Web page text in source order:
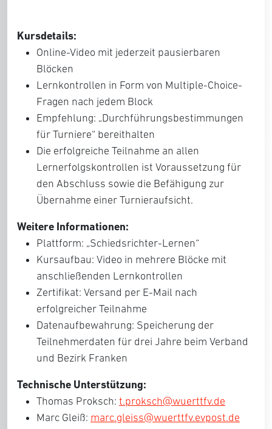
Kursdetails:
Online-Video mit jederzeit pausierbaren
Blöcken
Lernkontrollen in Form von Multiple-Choice-
Fragen nach jedem Block
Empfehlung: „Durchführungsbestimmungen
für Turniere“ bereithalten
Die erfolgreiche Teilnahme an allen
Lernerfolgskontrollen ist Voraussetzung für
den Abschluss sowie die Befähigung zur
Übernahme einer Turnieraufsicht.
Weitere Informationen:
Plattform: „Schiedsrichter-Lernen“
Kursaufbau: Video in mehrere Blöcke mit
anschließenden Lernkontrollen
Zertifikat: Versand per E-Mail nach
erfolgreicher Teilnahme
Datenaufbewahrung: Speicherung der
Teilnehmerdaten für drei Jahre beim Verband
und Bezirk Franken
Technische Unterstützung:
Thomas Proksch: t.proksch@wuerttfv.de
Marc Gleiß: marc.gleiss@wuerttfv.evpost.de